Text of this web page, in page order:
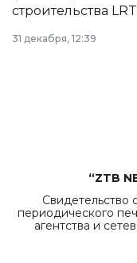
строительства LRT
в Астане из
республиканского
31 декабря, 12:39
“ZTB
Свидетельство
периодического
агентства и